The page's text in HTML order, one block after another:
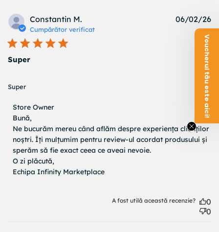
Constantin M.
Cumpărător verificat
Super
Super
read more about review content
Comentariile proprietarului magazinului cu privire la
Recenzii de Store Owner pe Wed Jun 03 2026
Store Owner
Bună,
Ne bucurăm mereu când aflăm despre experiența clienților
noștri. Îți mulțumim pentru review-ul acordat produsului și
sperăm să fie exact ceea ce aveai nevoie.
O zi plăcută,
Echipa Infinity Marketplace
06/02/26
A fost utilă această recenzie?
0
0
Voucherul tău este aici!